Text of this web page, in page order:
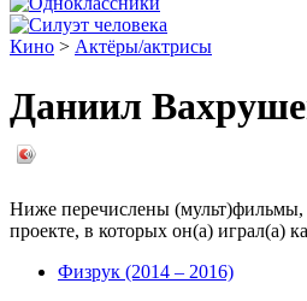
Кино > Актёры/актрисы
Даниил
Ниже перечислены
проекте, в которых он(а) играл(а)
Физрук (2014 – 2016)